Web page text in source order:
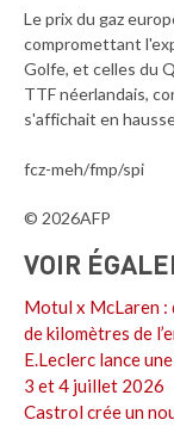
Le prix du gaz
compromettant
Golfe, et celles du
TTF néerlandais,
s'affichait en
fcz-meh/fmp/spi
© 2026AFP
VOIR
Motul x McLaren :
de kilomètres de
E.Leclerc lance
3 et 4 juillet 2026
Castrol crée un